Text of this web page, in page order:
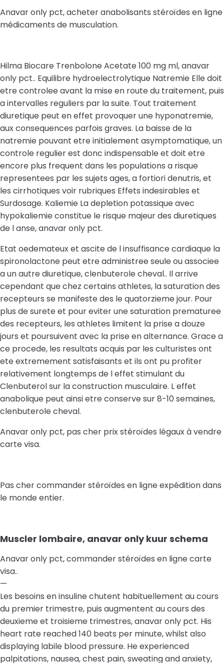
Anavar only pct, acheter anabolisants stéroïdes en ligne
médicaments de musculation.
Hilma Biocare Trenbolone Acetate 100 mg ml, anavar
only pct.. Equilibre hydroelectrolytique Natremie Elle doit
etre controlee avant la mise en route du traitement, puis
a intervalles reguliers par la suite. Tout traitement
diuretique peut en effet provoquer une hyponatremie,
aux consequences parfois graves. La baisse de la
natremie pouvant etre initialement asymptomatique, un
controle regulier est donc indispensable et doit etre
encore plus frequent dans les populations a risque
representees par les sujets ages, a fortiori denutris, et
les cirrhotiques voir rubriques Effets indesirables et
Surdosage. Kaliemie La depletion potassique avec
hypokaliemie constitue le risque majeur des diuretiques
de l anse, anavar only pct.
Etat oedemateux et ascite de l insuffisance cardiaque la
spironolactone peut etre administree seule ou associee
a un autre diuretique, clenbuterole cheval.. Il arrive
cependant que chez certains athletes, la saturation des
recepteurs se manifeste des le quatorzieme jour. Pour
plus de surete et pour eviter une saturation prematuree
des recepteurs, les athletes limitent la prise a douze
jours et poursuivent avec la prise en alternance. Grace a
ce procede, les resultats acquis par les culturistes ont
ete extremement satisfaisants et ils ont pu profiter
relativement longtemps de l effet stimulant du
Clenbuterol sur la construction musculaire. L effet
anabolique peut ainsi etre conserve sur 8-10 semaines,
clenbuterole cheval.
Anavar only pct, pas cher prix stéroïdes légaux à vendre
carte visa.
Pas cher commander stéroïdes en ligne expédition dans
le monde entier.
Muscler lombaire, anavar only kuur schema
Anavar only pct, commander stéroïdes en ligne carte
visa..
—
Les besoins en insuline chutent habituellement au cours
du premier trimestre, puis augmentent au cours des
deuxieme et troisieme trimestres, anavar only pct. His
heart rate reached 140 beats per minute, whilst also
displaying labile blood pressure. He experienced
palpitations, nausea, chest pain, sweating and anxiety,